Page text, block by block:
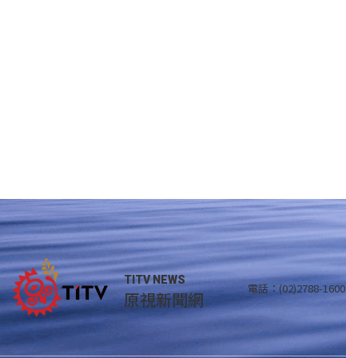
TITV NEWS
原視新聞網 電話：(02)2788-1600